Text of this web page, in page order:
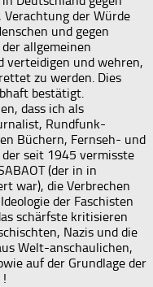
der Würde
und gegen
allgemeinen
verteidigen und wehren,
zu werden. Dies
bestätigt.
dass ich als
Rundfunk-
Büchern, Fernseh- und
seit 1945 vermisste
(der in in
war), die Verbrechen
der Faschisten
schärfste kritisieren
Nazis und die
Welt-anschaulichen,
auf der Grundlage der